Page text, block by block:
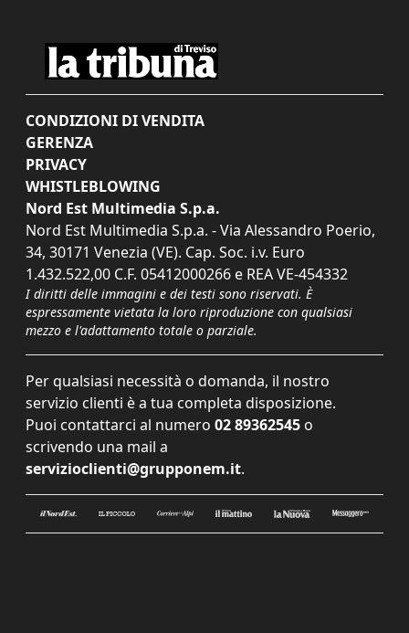
CONDIZIONI DI VENDITA
GERENZA
PRIVACY
WHISTLEBLOWING
Nord Est Multimedia S.p.a.
Nord Est Multimedia S.p.a. - Via Alessandro Poerio,
34, 30171 Venezia (VE). Cap. Soc. i.v. Euro
1.432.522,00 C.F. 05412000266 e REA VE-454332
I diritti delle immagini e dei testi sono riservati. È
espressamente vietata la loro riproduzione con qualsiasi
mezzo e l'adattamento totale o parziale.
Per qualsiasi necessità o domanda, il nostro
servizio clienti è a tua completa disposizione.
Puoi contattarci al numero 02 89362545 o
scrivendo una mail a
servizioclienti@grupponem.it.